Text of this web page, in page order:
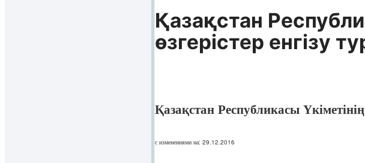
Қазақстан
өзгерiстер енгiзу
Қазақстан Республикасы
с изменениями на: 29.12.2016